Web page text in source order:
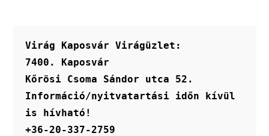
Virág Kaposvár Virágüzlet:
7400. Kaposvár
Kőrösi Csoma Sándor utca 52.
Információ/nyitvatartási időn kívül
is hívható!
+36-20-337-2759